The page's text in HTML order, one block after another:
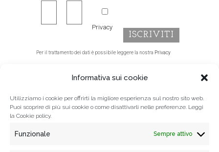
Informativa sui cookie
Utilizziamo i cookie per offrirti la migliore esperienza sul nostro sito web.
Puoi scoprire di più sui cookie o come disattivarli nelle preferenze. Leggi
la Cookie policy.
Funzionale Sempre attivo
Privacy
Per il trattamento dei dati è possibile leggere la nostra Privacy